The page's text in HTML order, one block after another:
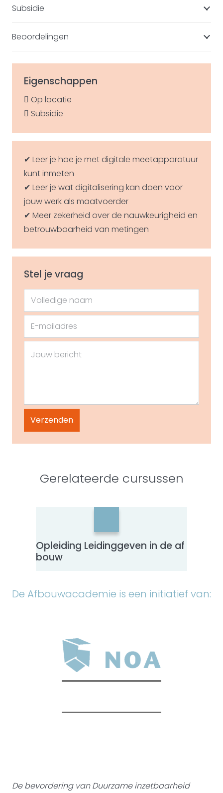
Subsidie
Beoordelingen
Eigenschappen
Op locatie
Subsidie
✔ Leer je hoe je met digitale meetapparatuur
kunt inmeten
✔ Leer je wat digitalisering kan doen voor
jouw werk als maatvoerder
✔ Meer zekerheid over de nauwkeurigheid en
betrouwbaarheid van metingen
Stel je vraag
Gerelateerde cursussen
Opleiding Leidinggeven in de af
bouw
De Afbouwacademie is een initiatief van:
De bevordering van Duurzame inzetbaarheid